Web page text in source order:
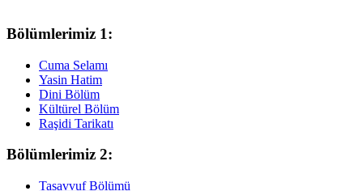
Bölümlerimiz 1:
Cuma Selamı
Yasin Hatim
Dini Bölüm
Kültürel Bölüm
Raşidi Tarikatı
Bölümlerimiz 2:
Tasavvuf Bölümü